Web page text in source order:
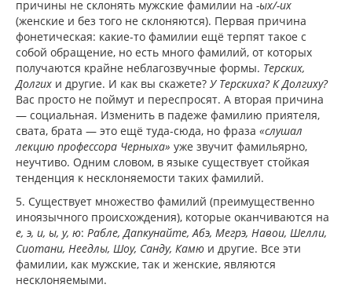
причины не склонять мужские фамилии на -ых/-их
(женские и без того не склоняются). Первая причина
фонетическая: какие-то фамилии ещё терпят такое с
собой обращение, но есть много фамилий, от которых
получаются крайне неблагозвучные формы. Терских,
Долгих и другие. И как вы скажете? У Терскиха? К Долгиху?
Вас просто не поймут и переспросят. А вторая причина
— социальная. Изменить в падеже фамилию приятеля,
свата, брата — это ещё туда-сюда, но фраза «слушал
лекцию профессора Черныха» уже звучит фамильярно,
неучтиво. Одним словом, в языке существует стойкая
тенденция к несклоняемости таких фамилий.
5. Существует множество фамилий (преимущественно
иноязычного происхождения), которые оканчиваются на
е, э, и, ы, у, ю: Рабле, Дапкунайте, Абэ, Мегрэ, Навои, Шелли,
Сиотани, Неедлы, Шоу, Санду, Камю и другие. Все эти
фамилии, как мужские, так и женские, являются
несклоняемыми.